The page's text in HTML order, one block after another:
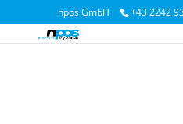
npos GmbH +43 2242